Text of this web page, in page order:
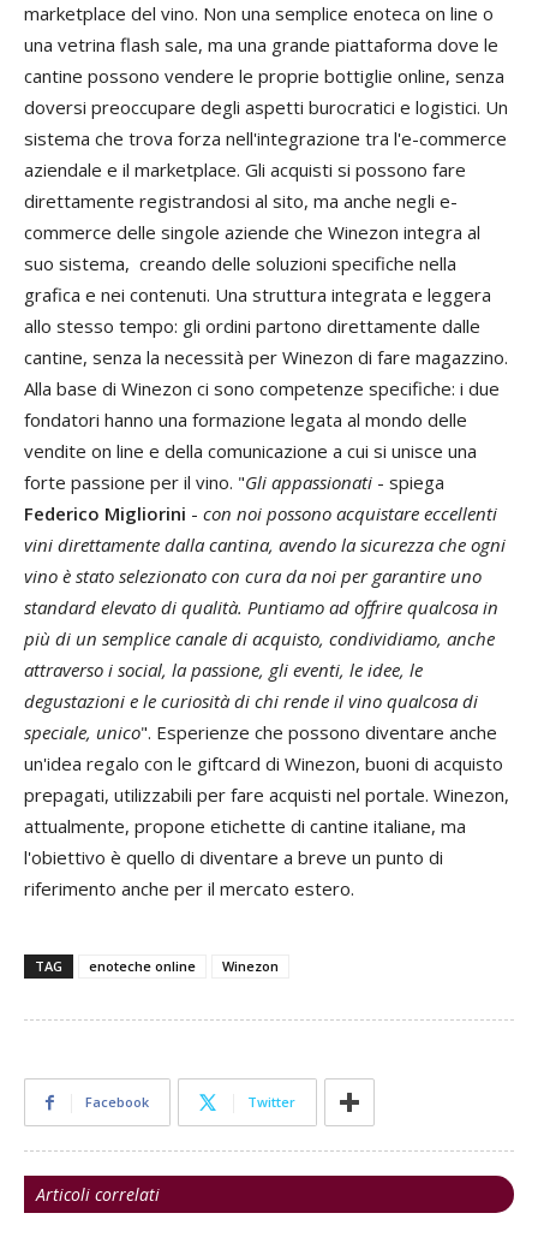
marketplace del vino. Non una semplice enoteca on line o
una vetrina flash sale, ma una grande piattaforma dove le
cantine possono vendere le proprie bottiglie online, senza
doversi preoccupare degli aspetti burocratici e logistici. Un
sistema che trova forza nell'integrazione tra l'e-commerce
aziendale e il marketplace. Gli acquisti si possono fare
direttamente registrandosi al sito, ma anche negli e-
commerce delle singole aziende che Winezon integra al
suo sistema, creando delle soluzioni specifiche nella
grafica e nei contenuti. Una struttura integrata e leggera
allo stesso tempo: gli ordini partono direttamente dalle
cantine, senza la necessità per Winezon di fare magazzino.
Alla base di Winezon ci sono competenze specifiche: i due
fondatori hanno una formazione legata al mondo delle
vendite on line e della comunicazione a cui si unisce una
forte passione per il vino. "Gli appassionati - spiega
Federico Migliorini - con noi possono acquistare eccellenti
vini direttamente dalla cantina, avendo la sicurezza che ogni
vino è stato selezionato con cura da noi per garantire uno
standard elevato di qualità. Puntiamo ad offrire qualcosa in
più di un semplice canale di acquisto, condividiamo, anche
attraverso i social, la passione, gli eventi, le idee, le
degustazioni e le curiosità di chi rende il vino qualcosa di
speciale, unico". Esperienze che possono diventare anche
un'idea regalo con le giftcard di Winezon, buoni di acquisto
prepagati, utilizzabili per fare acquisti nel portale. Winezon,
attualmente, propone etichette di cantine italiane, ma
l'obiettivo è quello di diventare a breve un punto di
riferimento anche per il mercato estero.
TAG enoteche online Winezon
Facebook Twitter
Articoli correlati